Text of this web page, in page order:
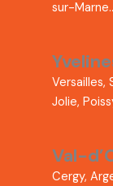
sur-
Jolie,
Val-
Cergy,